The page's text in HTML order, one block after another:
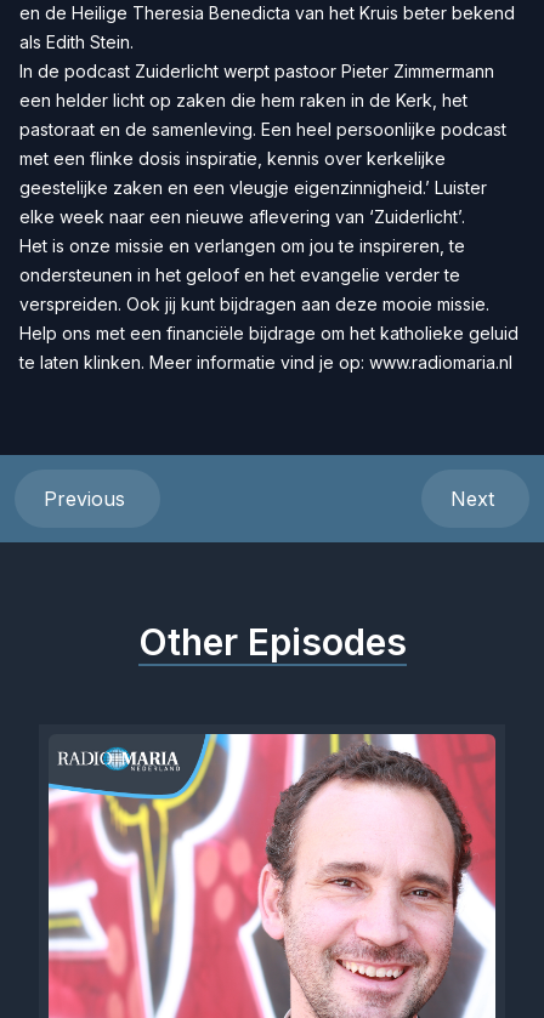
en de Heilige Theresia Benedicta van het Kruis beter bekend
als Edith Stein.
In de podcast Zuiderlicht werpt pastoor Pieter Zimmermann
een helder licht op zaken die hem raken in de Kerk, het
pastoraat en de samenleving. Een heel persoonlijke podcast
met een flinke dosis inspiratie, kennis over kerkelijke
geestelijke zaken en een vleugje eigenzinnigheid.’ Luister
elke week naar een nieuwe aflevering van ‘Zuiderlicht’.
Het is onze missie en verlangen om jou te inspireren, te
ondersteunen in het geloof en het evangelie verder te
verspreiden. Ook jij kunt bijdragen aan deze mooie missie.
Help ons met een financiële bijdrage om het katholieke geluid
te laten klinken. Meer informatie vind je op: www.radiomaria.nl
Previous Next
Other Episodes